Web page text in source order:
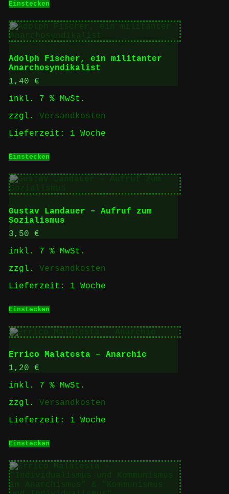
Einstecken
Adolph Fischer, ein militanter
Anarchosyndikalist
1,40 €
inkl. 7 % MwSt.
zzgl. Versandkosten
Lieferzeit: 1 Woche
Einstecken
Gustav Landauer – Aufruf zum
Sozialismus
3,50 €
inkl. 7 % MwSt.
zzgl. Versandkosten
Lieferzeit: 1 Woche
Einstecken
Errico Malatesta – Anarchie
1,20 €
inkl. 7 % MwSt.
zzgl. Versandkosten
Lieferzeit: 1 Woche
Einstecken